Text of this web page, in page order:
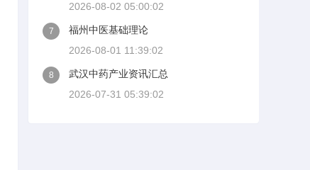
2026-08-02 05:00:02
7
福州中医基础理论
2026-08-01 11:39:02
8
武汉中药产业资讯汇总
2026-07-31 05:39:02